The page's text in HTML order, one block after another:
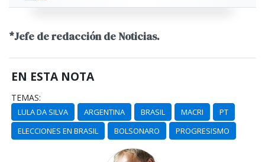
*Jefe de redacción de Noticias.
EN ESTA NOTA
TEMAS:
LULA DA SILVA ARGENTINA BRASIL MACRI
PT
ELECCIONES EN BRASIL
BOLSONARO PROGRESISMO